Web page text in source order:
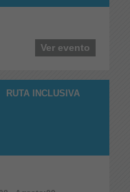
Ver evento
RUTA INCLUSIVA